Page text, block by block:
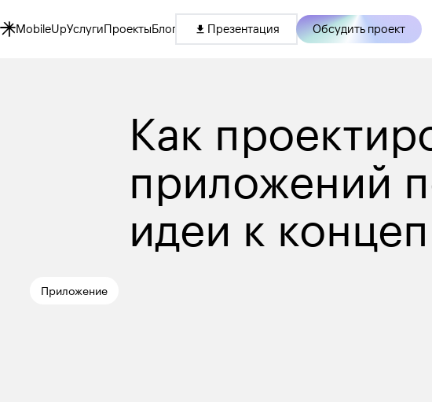
MobileUpУслугиПроектыБлог Презентация Обсудить проект
Как
приложений
идеи к
Приложение